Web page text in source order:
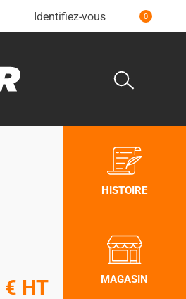
Identifiez-vous 0
€ HT
HISTOIRE
MAGASIN